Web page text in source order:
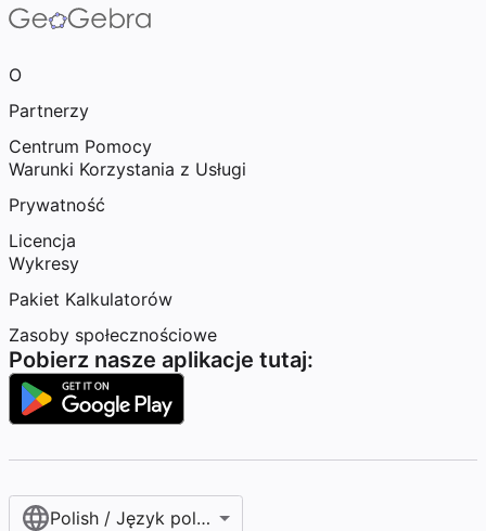
O
Partnerzy
Centrum Pomocy
Warunki Korzystania z Usługi
Prywatność
Licencja
Wykresy
Pakiet Kalkulatorów
Zasoby społecznościowe
Pobierz nasze aplikacje tutaj:
Polish / Język polski‎